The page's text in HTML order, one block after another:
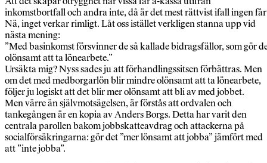
inkomstbortfall och andra inte, då är det mest rättvist ifall ingen
Nä, inget verkar rimligt. Låt oss istället verkligen stanna upp vid
nästa mening:
”Med basinkomst försvinner de så kallade bidragsfällor, som gör
olönsamt att ta lönearbete.”
Ursäkta mig? Nyss sades ju att förhandlingssitsen förbättras. Men
om det med medborgarlön blir mindre olönsamt att ta lönearbete,
följer ju logiskt att det blir mer olönsamt att bli av med jobbet.
Men värre än självmotsägelsen, är förstås att ordvalen och
tankegången är en kopia av Anders Borgs. Detta har varit den
centrala parollen bakom jobbskatteavdrag och attackerna på
socialförsäkringarna: gör det ”mer lönsamt att jobba” jämfört med
att ”inte jobba”.